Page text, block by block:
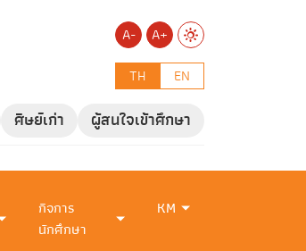
A-
A+
TH
EN
ศิษย์เก่า ผู้สนใจเข้าศึกษา
กิจการ
นักศึกษา
KM